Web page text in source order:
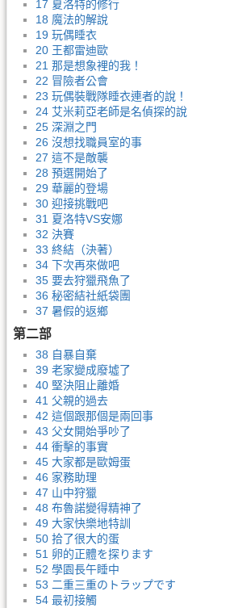
17 夏洛特的修行
18 魔法的解說
19 玩偶睡衣
20 王都雷迪歐
21 那是想象裡的我！
22 冒險者公會
23 玩偶裝戰隊睡衣連者的說！
24 艾米莉亞老師是名偵探的說
25 深淵之門
26 沒想找職員室的事
27 這不是敵襲
28 預選開始了
29 華麗的登場
30 迎接挑戰吧
31 夏洛特VS安娜
32 決賽
33 終結（決著）
34 下次再來做吧
35 要去狩獵飛魚了
36 秘密結社紙袋團
37 暑假的返鄉
第二部
38 自暴自棄
39 老家變成廢墟了
40 堅決阻止離婚
41 父親的過去
42 這個跟那個是兩回事
43 父女開始爭吵了
44 衝擊的事實
45 大家都是歐姆蛋
46 家務助理
47 山中狩獵
48 布魯諾變得精神了
49 大家快樂地特訓
50 拾了很大的蛋
51 卵的正體を探ります
52 學園長午睡中
53 二重三重のトラップです
54 最初接觸